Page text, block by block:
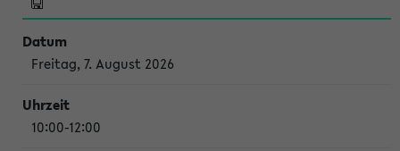
Freitag, 7. August 2026
10:00-12:00